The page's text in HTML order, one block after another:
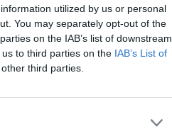
utilized by us or personal
You may separately opt-out of the
on the IAB’s list of downstream
to third parties on the IAB’s List of
third parties.